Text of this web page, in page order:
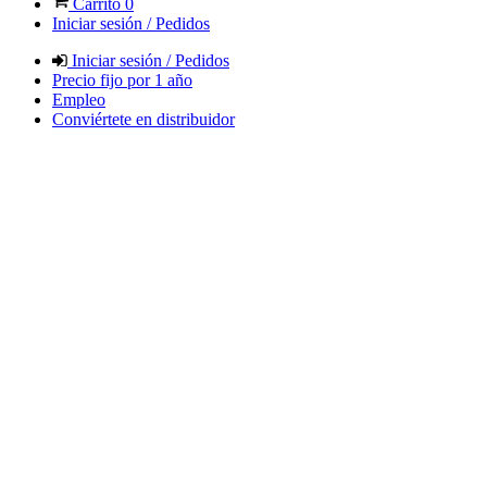
Carrito 0
Iniciar sesión / Pedidos
Iniciar sesión / Pedidos
Precio fijo por 1 año
Empleo
Conviértete en distribuidor